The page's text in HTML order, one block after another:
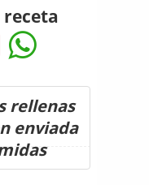
rellenas
enviada